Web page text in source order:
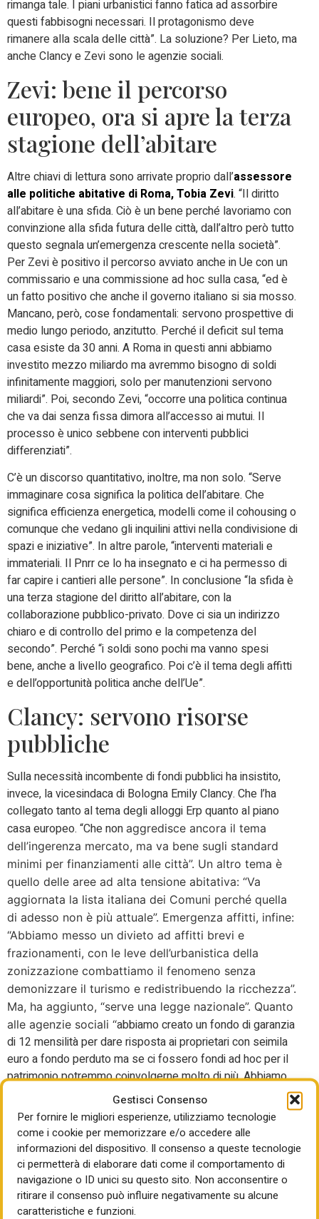
Gestisci Consenso
Per fornire le migliori esperienze, utilizziamo tecnologie
come i cookie per memorizzare e/o accedere alle
informazioni del dispositivo. Il consenso a queste tecnologie
ci permetterà di elaborare dati come il comportamento di
navigazione o ID unici su questo sito. Non acconsentire o
ritirare il consenso può influire negativamente su alcune
caratteristiche e funzioni.
rimanga tale. I piani urbanistici fanno fatica ad assorbire
questi fabbisogni necessari. Il protagonismo deve
rimanere alla scala delle città”. La soluzione? Per Lieto, ma
anche Clancy e Zevi sono le agenzie sociali.
Zevi: bene il percorso
europeo, ora si apre la terza
stagione dell’abitare
Altre chiavi di lettura sono arrivate proprio dall’assessore
alle politiche abitative di Roma, Tobia Zevi. “Il diritto
all’abitare è una sfida. Ciò è un bene perché lavoriamo con
convinzione alla sfida futura delle città, dall’altro però tutto
questo segnala un’emergenza crescente nella società”.
Per Zevi è positivo il percorso avviato anche in Ue con un
commissario e una commissione ad hoc sulla casa, “ed è
un fatto positivo che anche il governo italiano si sia mosso.
Mancano, però, cose fondamentali: servono prospettive di
medio lungo periodo, anzitutto. Perché il deficit sul tema
casa esiste da 30 anni. A Roma in questi anni abbiamo
investito mezzo miliardo ma avremmo bisogno di soldi
infinitamente maggiori, solo per manutenzioni servono
miliardi”. Poi, secondo Zevi, “occorre una politica continua
che va dai senza fissa dimora all’accesso ai mutui. Il
processo è unico sebbene con interventi pubblici
differenziati”.
C’è un discorso quantitativo, inoltre, ma non solo. “Serve
immaginare cosa significa la politica dell’abitare. Che
significa efficienza energetica, modelli come il cohousing o
comunque che vedano gli inquilini attivi nella condivisione di
spazi e iniziative”. In altre parole, “interventi materiali e
immateriali. Il Pnrr ce lo ha insegnato e ci ha permesso di
far capire i cantieri alle persone”. In conclusione “la sfida è
una terza stagione del diritto all’abitare, con la
collaborazione pubblico-privato. Dove ci sia un indirizzo
chiaro e di controllo del primo e la competenza del
secondo”. Perché “i soldi sono pochi ma vanno spesi
bene, anche a livello geografico. Poi c’è il tema degli affitti
e dell’opportunità politica anche dell’Ue”.
Clancy: servono risorse
pubbliche
Sulla necessità incombente di fondi pubblici ha insistito,
invece, la vicesindaca di Bologna Emily Clancy. Che l’ha
collegato tanto al tema degli alloggi Erp quanto al piano
casa europeo. “Che non aggredisce ancora il tema
dell’ingerenza mercato, ma va bene sugli standard
minimi per finanziamenti alle città”. Un altro tema è
quello delle aree ad alta tensione abitativa: “Va
aggiornata la lista italiana dei Comuni perché quella
di adesso non è più attuale”. Emergenza affitti, infine:
“Abbiamo messo un divieto ad affitti brevi e
frazionamenti, con le leve dell’urbanistica della
zonizzazione combattiamo il fenomeno senza
demonizzare il turismo e redistribuendo la ricchezza”.
Ma, ha aggiunto, “serve una legge nazionale”. Quanto
alle agenzie sociali “abbiamo creato un fondo di garanzia
di 12 mensilità per dare risposta ai proprietari con seimila
euro a fondo perduto ma se ci fossero fondi ad hoc per il
patrimonio potremmo coinvolgerne molto di più. Abbiamo
anche deciso di rimborsare l’Imu a chi affitta tramite le
agenzie”. Tanta carne al fuoco anche dai Comuni, insomma,
sul piano casa. Ed è solo l’inizio.